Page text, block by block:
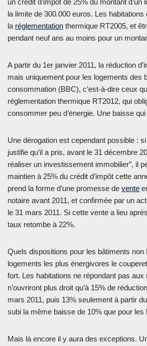
un crédit d’impôt de 25% du montant d’un
la limite de 300.000 euros. Les habitations
la réglementation thermique RT2005, et
pendant neuf ans au moins pour un
A partir du 1er janvier 2011, la réduction
mais uniquement pour les logements des
consommation (BBC), c’est-à-dire ceux
réglementation thermique RT2012, qui
consommer peu d’énergie. Une baisse
Une dérogation est cependant possible :
justifie qu’il a pris, avant le 31 décembre
réaliser un investissement immobilier”, il
maintien à 25% du crédit d’impôt cette
prend la forme d’une promesse de vente
notaire avant 2011, et confirmée par un
le 31 mars 2011. Si cette vente a lieu
taux retombe à 22%.
Quels dispositions pour les bâtiments non
logements les plus énergivores le
fort. Les habitations ne répondant pas aux
n’ouvriront plus droit qu’à 15% de
mars 2011, puis 13% seulement à partir
subi la même baisse de 10% que pour les
Mais là encore il y aura des exceptions.